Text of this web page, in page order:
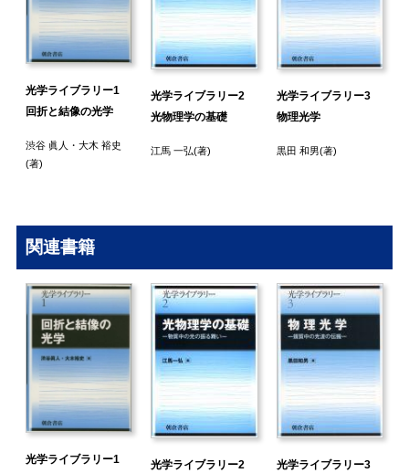
光学ライブラリー1
回折と結像の光学
渋谷 眞人 ・ 大木 裕史
(著)
光学ライブラリー2
光物理学の基礎
江馬 一弘(著)
光学ライブラリー3
物理光学
黒田 和男(著)
関連書籍
光学ライブラリー1
光学ライブラリー2
光学ライブラリー3